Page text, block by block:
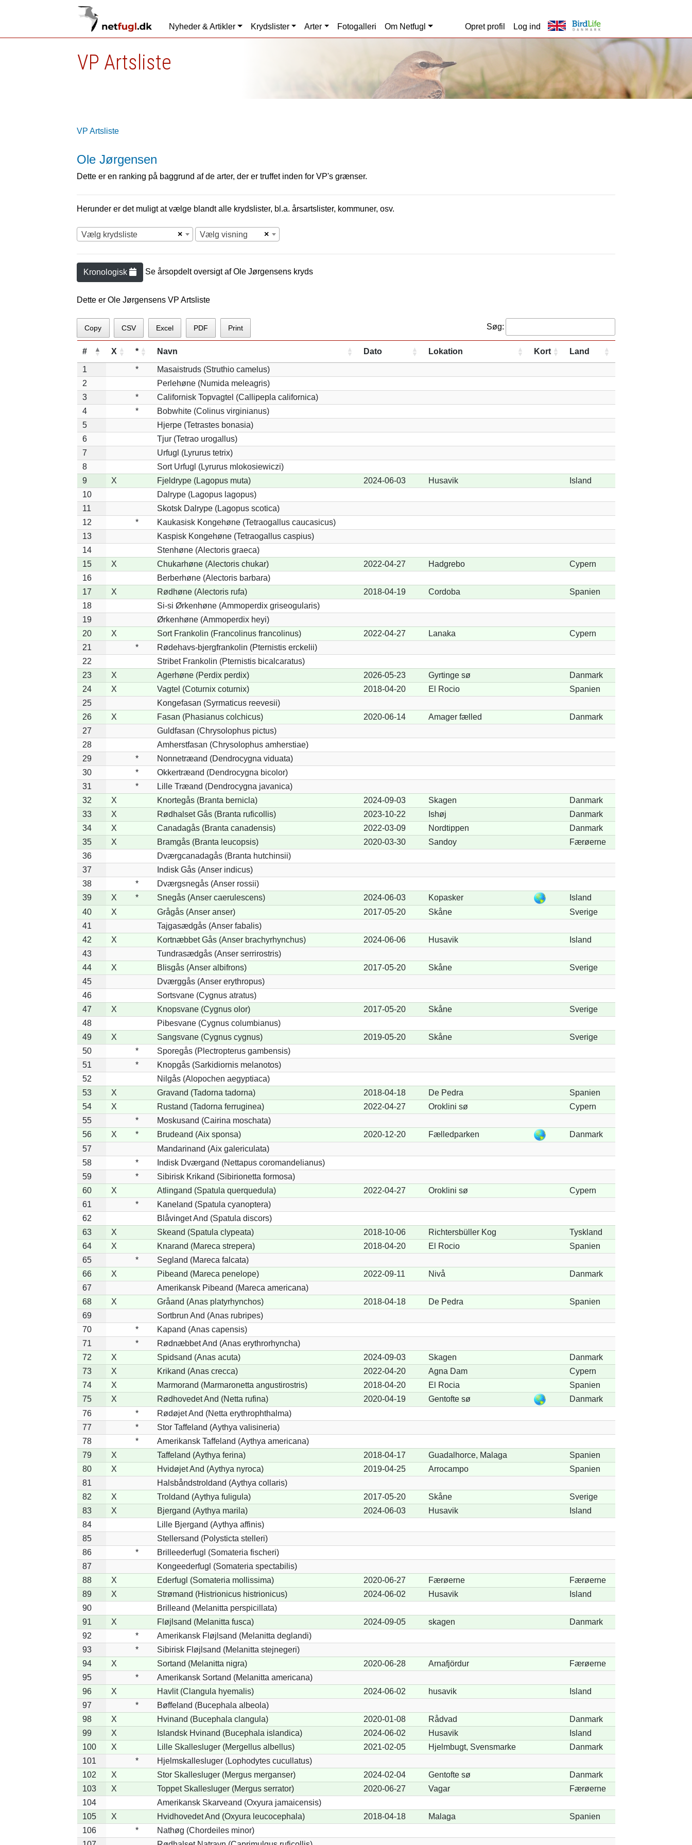
Nyheder & Artikler Krydslister Arter Fotogalleri Om Netfugl Opret profil Log ind
VP Artsliste
VP Artsliste
Ole Jørgensen
Dette er en ranking på baggrund af de arter, der er truffet inden for VP's grænser.
Herunder er det muligt at vælge blandt alle krydslister, bl.a. årsartslister, kommuner, osv.
×
Vælg krydsliste ×
Vælg visning
Kronologisk Se årsopdelt oversigt afOle Jørgensens kryds
Dette er Ole Jørgensens VP Artsliste
Copy CSV Excel PDF Print Søg:
# X * Navn Dato Lokation Kort Land
1 *
Masaistruds (Struthio camelus)
2
Perlehøne (Numida meleagris)
3
*
Californisk Topvagtel (Callipepla californica)
4
*
Bobwhite (Colinus virginianus)
5
Hjerpe (Tetrastes bonasia)
6
Tjur (Tetrao urogallus)
7
Urfugl (Lyrurus tetrix)
8
Sort Urfugl (Lyrurus mlokosiewiczi)
9
X Fjeldrype (Lagopus muta) 2024-06-03 Husavik
Island
10
Dalrype (Lagopus lagopus)
11
Skotsk Dalrype (Lagopus scotica)
12
*
Kaukasisk Kongehøne (Tetraogallus caucasicus)
13
Kaspisk Kongehøne (Tetraogallus caspius)
14
Stenhøne (Alectoris graeca)
15
X Chukarhøne (Alectoris chukar) 2022-04-27 Hadgrebo
Cypern
16
Berberhøne (Alectoris barbara)
17
X Rødhøne (Alectoris rufa) 2018-04-19 Cordoba
Spanien
18
Si-si Ørkenhøne (Ammoperdix griseogularis)
19
Ørkenhøne (Ammoperdix heyi)
20
X Sort Frankolin (Francolinus francolinus) 2022-04-27 Lanaka
Cypern
21
*
Rødehavs-bjergfrankolin (Pternistis erckelii)
22
Stribet Frankolin (Pternistis bicalcaratus)
23
X Agerhøne (Perdix perdix) 2026-05-23 Gyrtinge sø
Danmark
24
X Vagtel (Coturnix coturnix) 2018-04-20 El Rocio
Spanien
25
Kongefasan (Syrmaticus reevesii)
26
X Fasan (Phasianus colchicus) 2020-06-14 Amager fælled
Danmark
27
Guldfasan (Chrysolophus pictus)
28
Amherstfasan (Chrysolophus amherstiae)
29
*
Nonnetræand (Dendrocygna viduata)
30
*
Okkertræand (Dendrocygna bicolor)
31
*
Lille Træand (Dendrocygna javanica)
32
X Knortegås (Branta bernicla) 2024-09-03 Skagen
Danmark
33
X Rødhalset Gås (Branta ruficollis) 2023-10-22 Ishøj
Danmark
34
X Canadagås (Branta canadensis) 2022-03-09 Nordtippen
Danmark
35
X Bramgås (Branta leucopsis) 2020-03-30 Sandoy
Færøerne
36
Dværgcanadagås (Branta hutchinsii)
37
Indisk Gås (Anser indicus)
38
*
Dværgsnegås (Anser rossii)
39
X * Snegås (Anser caerulescens) 2024-06-03 Kopasker
Island
40
X Grågås (Anser anser) 2017-05-20 Skåne
Sverige
41
Tajgasædgås (Anser fabalis)
42
X Kortnæbbet Gås (Anser brachyrhynchus) 2024-06-06 Husavik
Island
43
Tundrasædgås (Anser serrirostris)
44
X Blisgås (Anser albifrons) 2017-05-20 Skåne
Sverige
45
Dværggås (Anser erythropus)
46
Sortsvane (Cygnus atratus)
47
X Knopsvane (Cygnus olor) 2017-05-20 Skåne
Sverige
48
Pibesvane (Cygnus columbianus)
49
X Sangsvane (Cygnus cygnus) 2019-05-20 Skåne
Sverige
50
*
Sporegås (Plectropterus gambensis)
51
*
Knopgås (Sarkidiornis melanotos)
52
Nilgås (Alopochen aegyptiaca)
53
X Gravand (Tadorna tadorna) 2018-04-18 De Pedra
Spanien
54
X Rustand (Tadorna ferruginea) 2022-04-27 Oroklini sø
Cypern
55
*
Moskusand (Cairina moschata)
56
X * Brudeand (Aix sponsa) 2020-12-20 Fælledparken
Danmark
57
Mandarinand (Aix galericulata)
58
*
Indisk Dværgand (Nettapus coromandelianus)
59
*
Sibirisk Krikand (Sibirionetta formosa)
60
X Atlingand (Spatula querquedula) 2022-04-27 Oroklini sø
Cypern
61
*
Kaneland (Spatula cyanoptera)
62
Blåvinget And (Spatula discors)
63
X Skeand (Spatula clypeata) 2018-10-06 Richtersbüller Kog
Tyskland
64
X Knarand (Mareca strepera) 2018-04-20 El Rocio
Spanien
65
*
Segland (Mareca falcata)
66
X Pibeand (Mareca penelope) 2022-09-11 Nivå
Danmark
67
Amerikansk Pibeand (Mareca americana)
68
X Gråand (Anas platyrhynchos) 2018-04-18 De Pedra
Spanien
69
Sortbrun And (Anas rubripes)
70
*
Kapand (Anas capensis)
71
*
Rødnæbbet And (Anas erythrorhyncha)
72
X Spidsand (Anas acuta) 2024-09-03 Skagen
Danmark
73
X Krikand (Anas crecca) 2022-04-20 Agna Dam
Cypern
74
X Marmorand (Marmaronetta angustirostris) 2018-04-20 El Rocia
Spanien
75
X Rødhovedet And (Netta rufina) 2020-04-19 Gentofte sø
Danmark
76
*
Rødøjet And (Netta erythrophthalma)
77
*
Stor Taffeland (Aythya valisineria)
78
*
Amerikansk Taffeland (Aythya americana)
79
X Taffeland (Aythya ferina) 2018-04-17 Guadalhorce, Malaga
Spanien
80
X Hvidøjet And (Aythya nyroca) 2019-04-25 Arrocampo
Spanien
81
Halsbåndstroldand (Aythya collaris)
82
X Troldand (Aythya fuligula) 2017-05-20 Skåne
Sverige
83
X Bjergand (Aythya marila) 2024-06-03 Husavik
Island
84
Lille Bjergand (Aythya affinis)
85
Stellersand (Polysticta stelleri)
86
*
Brilleederfugl (Somateria fischeri)
87
Kongeederfugl (Somateria spectabilis)
88
X Ederfugl (Somateria mollissima) 2020-06-27 Færøerne
Færøerne
89
X Strømand (Histrionicus histrionicus) 2024-06-02 Husavik
Island
90
Brilleand (Melanitta perspicillata)
91
X Fløjlsand (Melanitta fusca) 2024-09-05 skagen
Danmark
92
*
Amerikansk Fløjlsand (Melanitta deglandi)
93
*
Sibirisk Fløjlsand (Melanitta stejnegeri)
94
X Sortand (Melanitta nigra) 2020-06-28 Arnafjördur
Færøerne
95
*
Amerikansk Sortand (Melanitta americana)
96
X Havlit (Clangula hyemalis) 2024-06-02 husavik
Island
97
*
Bøffeland (Bucephala albeola)
98
X Hvinand (Bucephala clangula) 2020-01-08 Rådvad
Danmark
99
X Islandsk Hvinand (Bucephala islandica) 2024-06-02 Husavik
Island
100
X Lille Skallesluger (Mergellus albellus) 2021-02-05 Hjelmbugt, Svensmarke
Danmark
101
*
Hjelmskallesluger (Lophodytes cucullatus)
102
X Stor Skallesluger (Mergus merganser) 2024-02-04 Gentofte sø
Danmark
103
X Toppet Skallesluger (Mergus serrator) 2020-06-27 Vagar
Færøerne
104
Amerikansk Skarveand (Oxyura jamaicensis)
105
X Hvidhovedet And (Oxyura leucocephala) 2018-04-18 Malaga
Spanien
106
*
Nathøg (Chordeiles minor)